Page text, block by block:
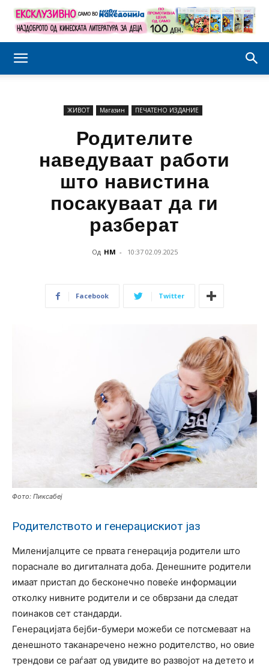
ЖИВОТ Магазин ПЕЧАТЕНО ИЗДАНИЕ
Родителите
наведуваат работи
што навистина
посакуваат да ги
разберат
Од НМ - 10:37 02.09.2025
Facebook Twitter
Фото: Пиксабеј
Родителството и генерацискиот јаз
Миленијалците се првата генерација родители што
пораснале во дигиталната доба. Денешните родители
имаат пристап до бесконечно повеќе информации
отколку нивните родители и се обврзани да следат
поинаков сет стандарди.
Генерацијата бејби-бумери можеби се потсмеваат на
денешното таканаречено нежно родителство, но овие
трендови се раѓаат од увидите во развојот на детето и